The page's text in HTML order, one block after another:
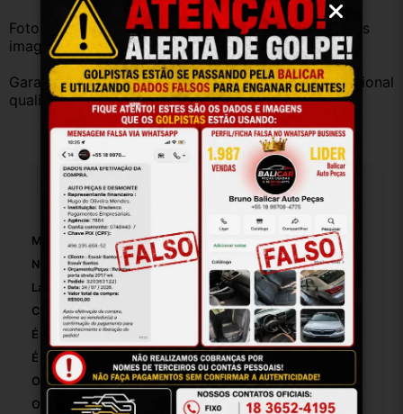
Fotos reais do produto. Peça exatamente igual à das
imagens.
Garantia válida somente com instalação por profissional
qualificado.
Especificações
Marca: Chery
Número De Peça: 8n01100181
Largura:
Comprimento:
É Ajustável: False
É Bloqueável: False
Origem: Brasil
OEM: